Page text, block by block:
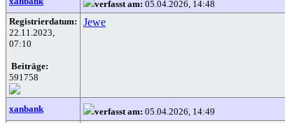
verfasst am: 05.04.2026, 14:48
Registrierdatum:
22.11.2023,
07:10
Beiträge:
591758
Jewe
xanbank verfasst am: 05.04.2026, 14:49